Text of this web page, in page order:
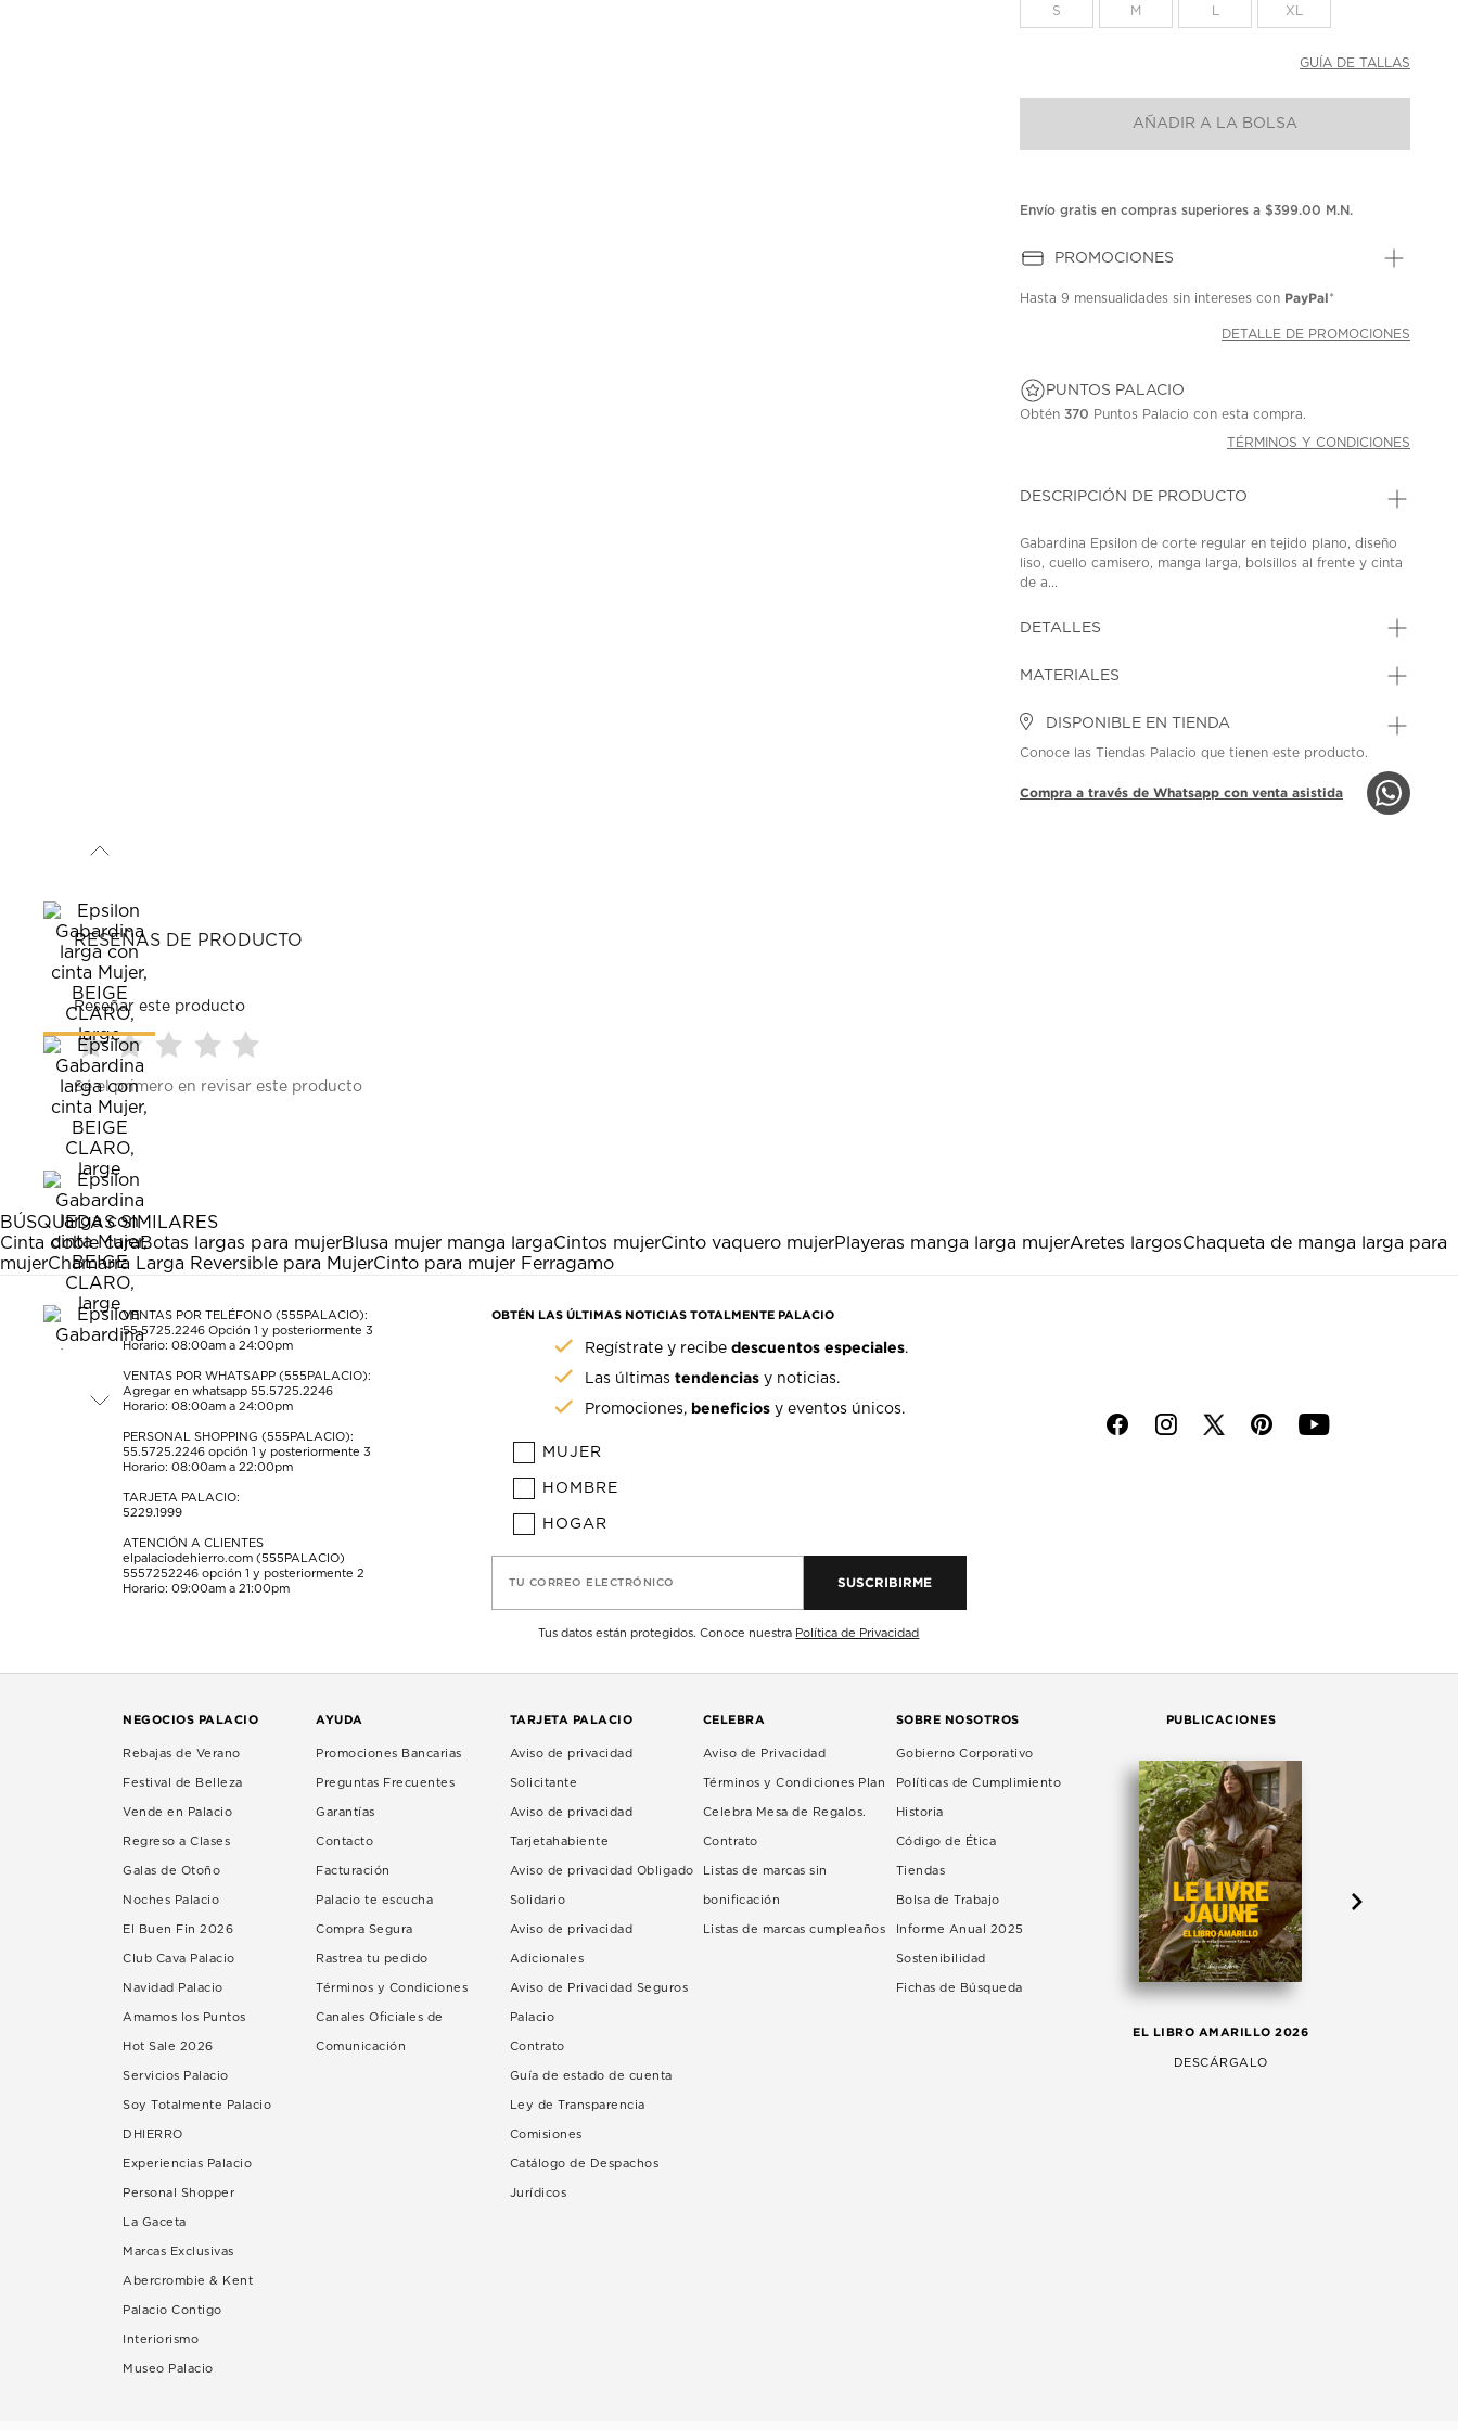
misma
S M XL
GUÍA DE TALLAS
AÑADIR A LA BOLSA
Envío gratis en compras superiores a $399.00 M.N.
PROMOCIONES
Hasta9 mensualidades sin intereses con PayPal*
DETALLE DE PROMOCIONES
PUNTOS PALACIO
Obtén370 Puntos Palacio con esta compra.
TÉRMINOS Y CONDICIONES
DESCRIPCIÓN DE PRODUCTO
Gabardina Epsilon de corte regular en tejido plano, diseño
liso, cuello camisero, manga larga, bolsillos al frente y cinta
de a...
DETALLES
MATERIALES
DISPONIBLE EN TIENDA
Conoce las Tiendas Palacio que tienen este producto.
Compra a través de Whatsapp con venta asistida
RESEÑAS DE PRODUCTO
Reseñar este producto
Seleccionar
para
calificar
el
artículo
con
1
estrella
Esta
acción
abrirá
el
formulario
de
Seleccionar
para
calificar
el
artículo
con
2
estrellas.
Esta
acción
abrirá
el
formulario
de
para
estrellas.
Esta
acción
abrirá
formulario
de
para
estrellas.
Esta
acción
abrirá
formulario
de
para
acción
abrirá
formulario
de
envío.
Sé el primero en revisar este producto
BÚSQUEDAS SIMILARES
Cinta doble caraBotas largas para mujerBlusa mujer manga largaCintos mujerCinto vaquero mujerPlayeras manga larga mujerAretes largosChaqueta de manga larga para
mujerChamarra Larga Reversible para MujerCinto para mujer Ferragamo
VENTAS POR TELÉFONO (555PALACIO):
55.5725.2246 Opción 1 y posteriormente 3
Horario: 08:00am a 24:00pm
VENTAS POR WHATSAPP (555PALACIO):
Agregar en whatsapp 55.5725.2246
Horario: 08:00am a 24:00pm
PERSONAL SHOPPING (555PALACIO):
55.5725.2246 opción 1 y posteriormente 3
Horario: 08:00am a 22:00pm
TARJETA PALACIO:
5229.1999
ATENCIÓN A CLIENTES
elpalaciodehierro.com (555PALACIO)
5557252246 opción 1 y posteriormente 2
Horario: 09:00am a 21:00pm
OBTÉN LAS ÚLTIMAS NOTICIAS TOTALMENTE PALACIO
Regístrate y recibedescuentos especiales.
Las últimastendencias y noticias.
Promociones, beneficios y eventos únicos.
MUJER
HOMBRE
HOGAR
TU CORREO ELECTRÓNICO SUSCRIBIRME
Tus datos están protegidos. Conoce nuestra Política de Privacidad
f i p y
NEGOCIOS PALACIO
Rebajas de Verano
Festival de Belleza
Vende en Palacio
Regreso a Clases
Galas de Otoño
Noches Palacio
El Buen Fin 2026
Club Cava Palacio
Navidad Palacio
Amamos los Puntos
Hot Sale 2026
Servicios Palacio
Soy Totalmente Palacio
DHIERRO
Experiencias Palacio
Personal Shopper
La Gaceta
Marcas Exclusivas
Abercrombie & Kent
Palacio Contigo
Interiorismo
Museo Palacio
AYUDA
Promociones Bancarias
Preguntas Frecuentes
Garantías
Contacto
Facturación
Palacio te escucha
Compra Segura
Rastrea tu pedido
Términos y Condiciones
Canales Oficiales de
Comunicación
TARJETA PALACIO
Aviso de privacidad
Solicitante
Aviso de privacidad
Tarjetahabiente
Aviso de privacidad Obligado
Solidario
Aviso de privacidad
Adicionales
Aviso de Privacidad Seguros
Palacio
Contrato
Guía de estado de cuenta
Ley de Transparencia
Comisiones
Catálogo de Despachos
Jurídicos
CELEBRA
Aviso de Privacidad
Términos y Condiciones Plan
Celebra Mesa de Regalos.
Contrato
Listas de marcas sin
bonificación
Listas de marcas cumpleaños
SOBRE NOSOTROS
Gobierno Corporativo
Políticas de Cumplimiento
Historia
Código de Ética
Tiendas
Bolsa de Trabajo
Informe Anual 2025
Sostenibilidad
Fichas de Búsqueda
PUBLICACIONES
EL LIBRO AMARILLO 2026
DESCÁRGALO